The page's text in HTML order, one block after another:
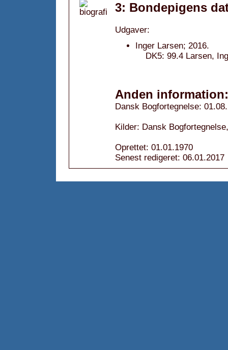
3: Bondepigens
Udgaver:
Inger Larsen; 2016.
DK5: 99.4 Larsen,
Anden information:
Dansk Bogfortegnelse:
Kilder: Dansk
Oprettet: 01.01.1970
Senest redigeret: 06.01.2017